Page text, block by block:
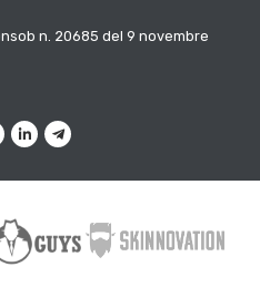
n. 20685 del 9 novembre